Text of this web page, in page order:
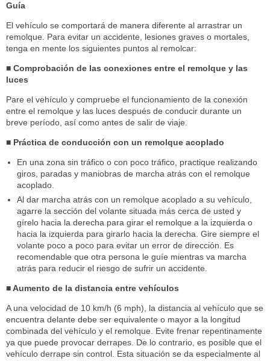
Guía
El vehículo se comportará de manera diferente al arrastrar un
remolque. Para evitar un accidente, lesiones graves o mortales,
tenga en mente los siguientes puntos al remolcar:
■ Comprobación de las conexiones entre el remolque y las
luces
Pare el vehículo y compruebe el funcionamiento de la conexión
entre el remolque y las luces después de conducir durante un
breve período, así como antes de salir de viaje.
■ Práctica de conducción con un remolque acoplado
En una zona sin tráfico o con poco tráfico, practique realizando
giros, paradas y maniobras de marcha atrás con el remolque
acoplado.
Al dar marcha atrás con un remolque acoplado a su vehículo,
agarre la sección del volante situada más cerca de usted y
gírelo hacia la derecha para girar el remolque a la izquierda o
hacia la izquierda para girarlo hacia la derecha. Gire siempre el
volante poco a poco para evitar un error de dirección. Es
recomendable que otra persona le guíe mientras va marcha
atrás para reducir el riesgo de sufrir un accidente.
■ Aumento de la distancia entre vehículos
A una velocidad de 10 km/h (6 mph), la distancia al vehículo que se
encuentra delante debe ser equivalente o mayor a la longitud
combinada del vehículo y el remolque. Evite frenar repentinamente
ya que puede provocar derrapes. De lo contrario, es posible que el
vehículo derrape sin control. Esta situación se da especialmente al